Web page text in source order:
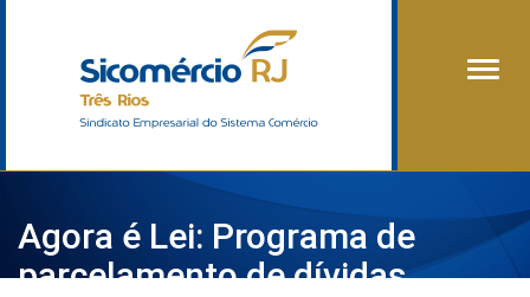
Agora é Lei: Programa de
parcelamento de dívidas